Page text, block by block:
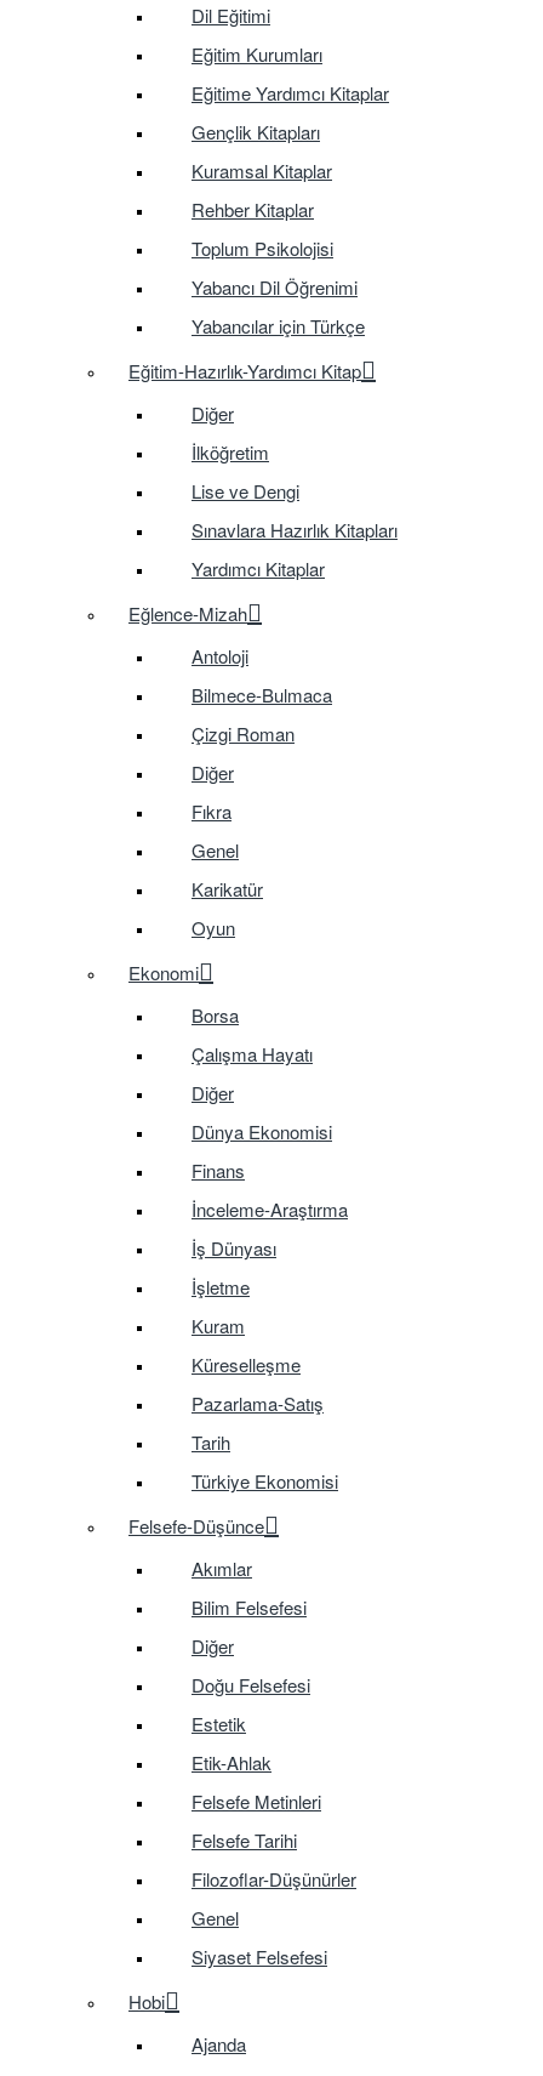
Dil Eğitimi
Eğitim Kurumları
Eğitime Yardımcı Kitaplar
Gençlik Kitapları
Kuramsal Kitaplar
Rehber Kitaplar
Toplum Psikolojisi
Yabancı Dil Öğrenimi
Yabancılar için Türkçe
Eğitim-Hazırlık-Yardımcı Kitap
Diğer
İlköğretim
Lise ve Dengi
Sınavlara Hazırlık Kitapları
Yardımcı Kitaplar
Eğlence-Mizah
Antoloji
Bilmece-Bulmaca
Çizgi Roman
Diğer
Fıkra
Genel
Karikatür
Oyun
Ekonomi
Borsa
Çalışma Hayatı
Diğer
Dünya Ekonomisi
Finans
İnceleme-Araştırma
İş Dünyası
İşletme
Kuram
Küreselleşme
Pazarlama-Satış
Tarih
Türkiye Ekonomisi
Felsefe-Düşünce
Akımlar
Bilim Felsefesi
Diğer
Doğu Felsefesi
Estetik
Etik-Ahlak
Felsefe Metinleri
Felsefe Tarihi
Filozoflar-Düşünürler
Genel
Siyaset Felsefesi
Hobi
Ajanda